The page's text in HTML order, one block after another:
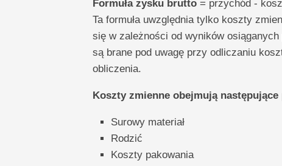
Formuła zysku brutto= przychód -
Ta formuła uwzględnia tylko koszty
się w zależności od wyników
są brane pod uwagę przy odliczaniu
obliczenia.
Koszty zmienne obejmują następujące
Surowy materiał
Rodzić
Koszty pakowania